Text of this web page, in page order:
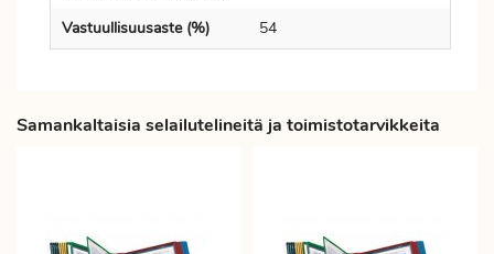
Vastuullisuusaste (%) 54
Samankaltaisia selailutelineitä ja toimistotarvikkeita